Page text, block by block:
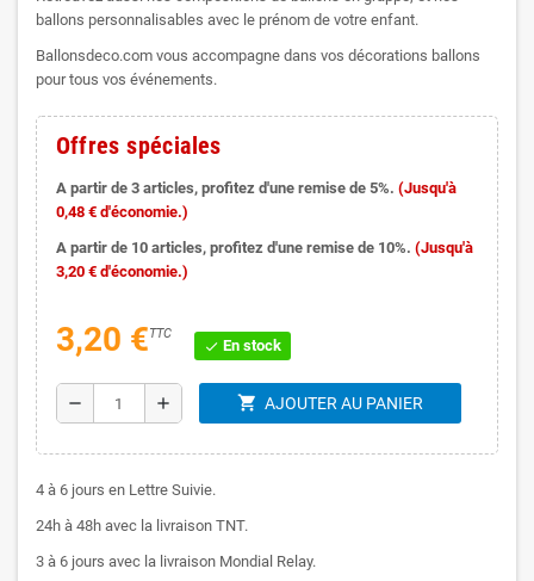
ballons personnalisables avec le prénom de votre enfant.
Ballonsdeco.com vous accompagne dans vos décorations ballons
pour tous vos événements.
Offres spéciales
A partir de 3 articles, profitez d'une remise de 5%. (Jusqu'à
0,48 € d'économie.)
A partir de 10 articles, profitez d'une remise de 10%. (Jusqu'à
3,20 € d'économie.)
3,20 €TTC
check En stock
remove add shopping_cart AJOUTER AU PANIER
4 à 6 jours en Lettre Suivie.
24h à 48h avec la livraison TNT.
3 à 6 jours avec la livraison Mondial Relay.